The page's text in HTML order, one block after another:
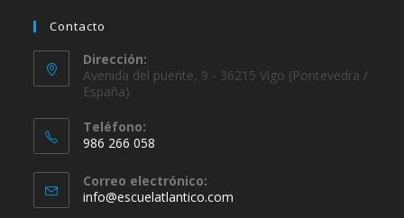
Contacto
Dirección:
Avenida del puente, 9 - 36215 Vigo (Pontevedra /
España)
Teléfono:
986 266 058
abre
en
Correo electrónico:
info@escuelatlantico.com